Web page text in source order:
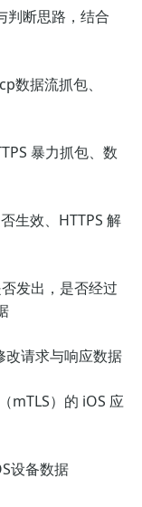
判断思路，结合
数据流抓包、
暴力抓包、数
生效、HTTPS 解
发出，是否经过
改请求与响应数据
mTLS）的 iOS 应
设备数据